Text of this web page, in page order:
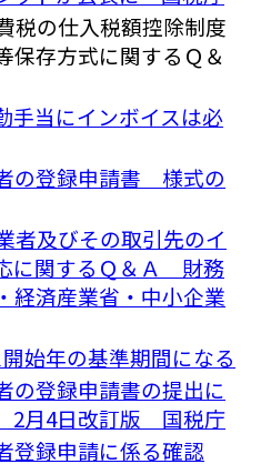
の仕入税額控除制度
保存方式に関するＱ＆
当にインボイスは必
の登録申請書 様式の
及びその取引先のイ
に関するＱ＆Ａ 財務
経済産業省・中小企業
始年の基準期間になる
の登録申請書の提出に
2月4日改訂版 国税庁
登録申請に係る確認